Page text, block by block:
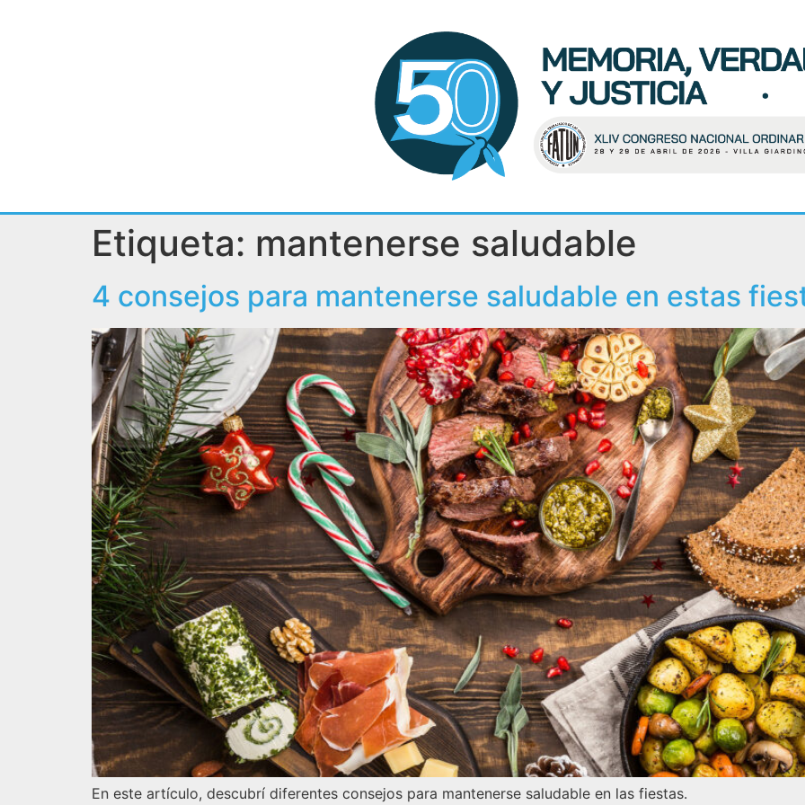
Etiqueta: mantenerse saludable
4 consejos para mantenerse saludable en estas
En este artículo, descubrí diferentes consejos para mantenerse saludable en las fiestas.